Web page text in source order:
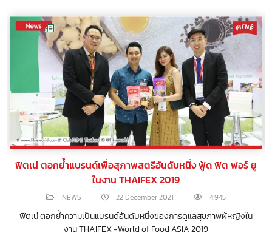
ฟิตเน่ ตอกย้ำแบรนด์เพื่อสุภาพสตรีอันดับหนึ่ง ฟู้ด ฟิต ฟอร์ ยู
ในงาน THAIFEX 2019
NEWS 22 December 2021 4,945
ฟิตเน่ ตอกย้ำความเป็นแบรนด์อันดับหนึ่งของการดูแลสุขภาพผู้หญิงใน
งาน THAIFEX -World of Food ASIA 2019